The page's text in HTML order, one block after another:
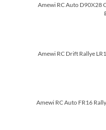
Amewi RC Auto D90X28
Amewi RC Drift Rallye
Amewi RC Auto FR16